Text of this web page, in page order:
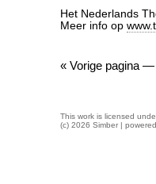
Het Nederlands
Meer info op
« Vorige pagina —
This work is licensed
(c) 2026 Simber |